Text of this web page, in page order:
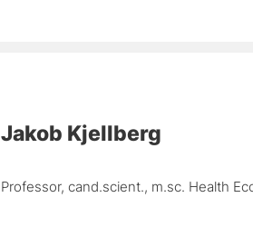
Jakob Kjellberg
Professor, cand.scient., m.sc. Health